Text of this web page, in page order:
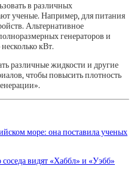
в различных
ученые. Например, для питания
Альтернативное
генераторов и
кВт.
различные жидкости и другие
чтобы повысить плотность
море: она поставила ученых
видят «Хаббл» и «Уэбб»